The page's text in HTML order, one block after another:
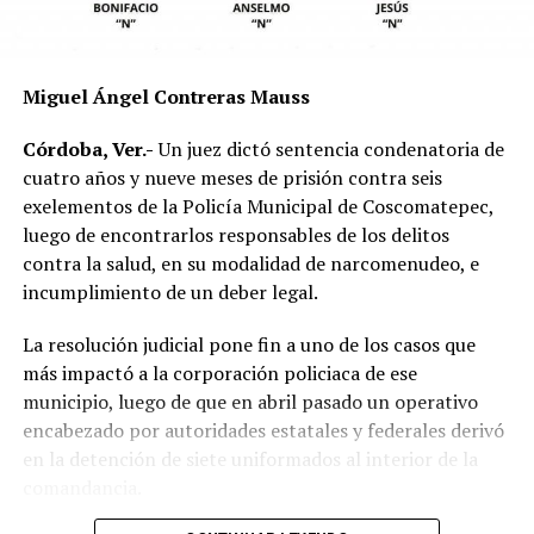
responsabilidad por parte de alguno de los conductores.
Las autoridades exhortaron a los automovilistas y
motociclistas a conducir con precaución, respetar los
límites de velocidad y aumentar la distancia de
seguridad entre vehículos, especialmente durante la
temporada de lluvias, cuando el riesgo de accidentes se
incrementa en las carreteras de la región.
La circulación en la zona se vio afectada por algunos
minutos mientras se realizaban las labores de auxilio y el
levantamiento de indicios por parte de las autoridades.
Posteriormente, el tránsito fue restablecido de manera
normal.
Miguel Ángel Contreras Mauss
Córdoba, Ver.-Un juez dictó sentencia condenatoria de
cuatro años y nueve meses de prisión contra seis
exelementos de la Policía Municipal de Coscomatepec,
luego de encontrarlos responsables de los delitos
contra la salud, en su modalidad de narcomenudeo, e
incumplimiento de un deber legal.
La resolución judicial pone fin a uno de los casos que
más impactó a la corporación policiaca de ese
municipio, luego de que en abril pasado un operativo
encabezado por autoridades estatales y federales derivó
en la detención de siete uniformados al interior de la